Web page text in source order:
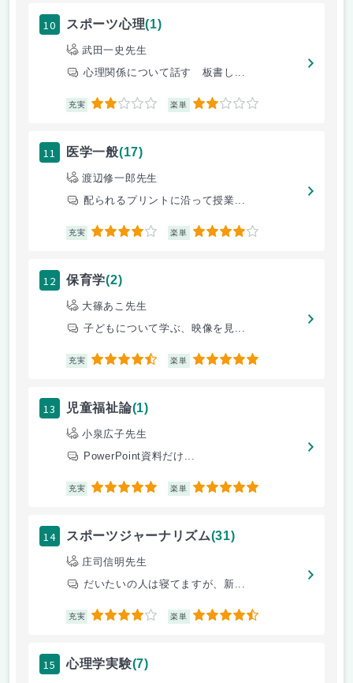
10 スポーツ心理(1)
武田一史先生
心理関係について話す 板書し...
充実 2 楽単 2
11 医学一般(17)
渡辺修一郎先生
配られるプリントに沿って授業...
充実 4 楽単 4
12 保育学(2)
大篠あこ先生
子どもについて学ぶ、映像を見...
充実 4.5 楽単 5
13 児童福祉論(1)
小泉広子先生
PowerPoint資料だけ...
充実 5 楽単 5
14 スポーツジャーナリズム(31)
庄司信明先生
だいたいの人は寝てますが、新...
充実 4 楽単 4.5
15 心理学実験(7)